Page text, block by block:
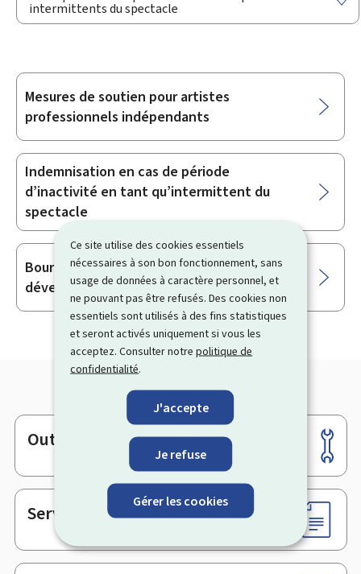
Ce site utilise des cookies essentiels
nécessaires à son bon fonctionnement, sans
usage de données à caractère personnel, et
ne pouvant pas être refusés. Des cookies non
essentiels sont utilisés à des fins statistiques
et seront activés uniquement si vous les
acceptez. Consulter notrepolitique de
confidentialité.
J'accepte
Je refuse
Gérer les cookies
intermittents du spectacle
Sous-
rubriques
Mesures de soutien pour artistes
professionnels indépendants
Indemnisation en cas de période
d’inactivité en tant qu’intermittent du
spectacle
Bourse d’aide à la création artistique et au
développement professionnel de l’artiste
Pied
de
page
Outils
Services en ligne & Formulaires